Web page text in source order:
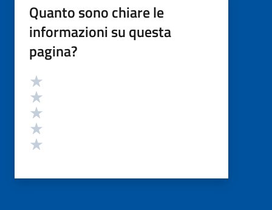
Quanto sono chiare le
informazioni su questa
pagina?
Valutazione